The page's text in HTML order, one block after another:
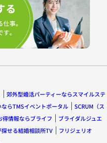
郊外型婚活パーティーならスマイルステ
らTMSイベントポータル
SCRUM（ス
得情報ならブライフ
ブライダルジュエ
せる結婚相談所TV
フリジェリオ